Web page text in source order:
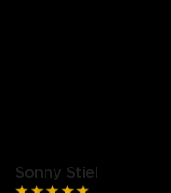
Sonny Stiel